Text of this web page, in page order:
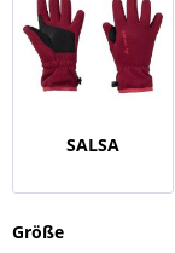
SALSA
Größe